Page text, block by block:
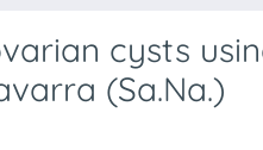
cysts
(Sa.Na.)